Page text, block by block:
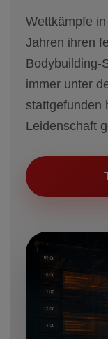
Wettkämpfe
Jahren ihren
Bodybuilding-
immer unter
stattgefunden
Leidenschaft